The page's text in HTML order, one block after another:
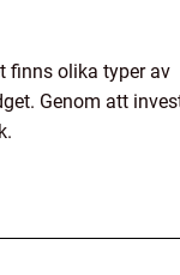
finns olika typer av
Genom att